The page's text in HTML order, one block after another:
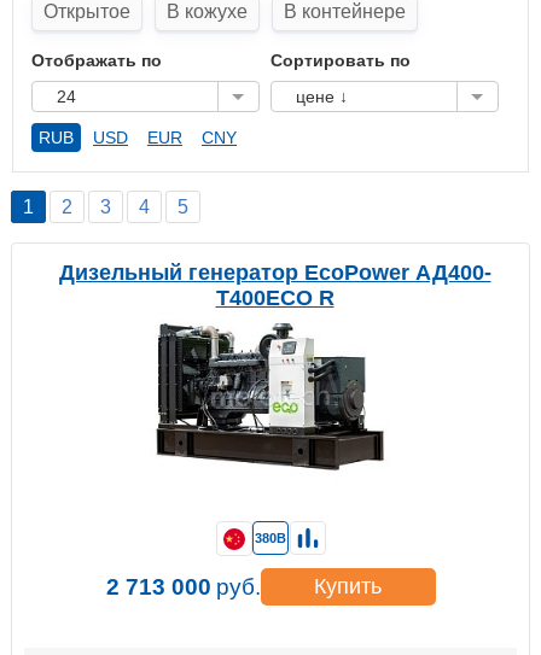
Открытое
В кожухе В контейнере
Отображать по
24
Сортировать по
цене ↓
RUB USD EUR CNY
1 2 3 4 5
Дизельный генератор EcoPower АД400-
T400ECO R
380В
2 713 000 руб. Купить